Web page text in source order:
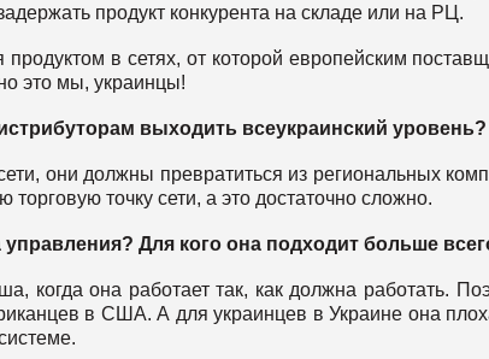
продукт конкурента на складе или на РЦ.
в сетях, от которой европейским
это мы, украинцы!
выходить всеукраинский уровень?
они должны превратиться из региональных
точку сети, а это достаточно сложно.
Для кого она подходит больше
когда она работает так, как должна работать.
в США. А для украинцев в Украине она